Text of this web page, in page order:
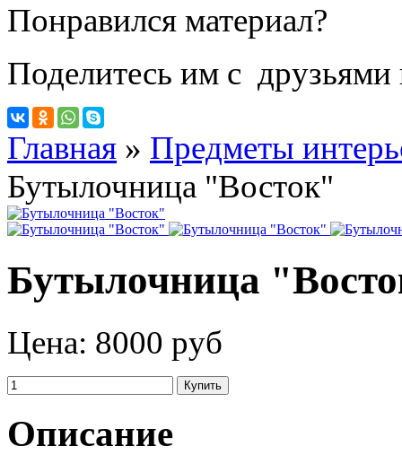
Понравился материал?
Поделитесь им с друзьями
Главная » Предметы
Бутылочница "Восток"
Бутылочница
Цена: 8000 руб
Описание